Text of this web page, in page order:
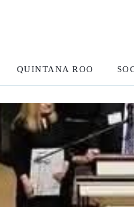
QUINTANA ROO